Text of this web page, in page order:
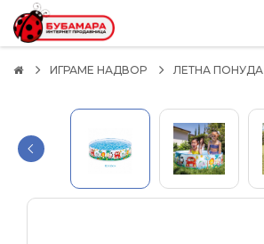
ИГРАМЕ НАДВОР ЛЕТНА ПОНУДА